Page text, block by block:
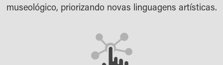
museológico, priorizando novas linguagens artísticas.